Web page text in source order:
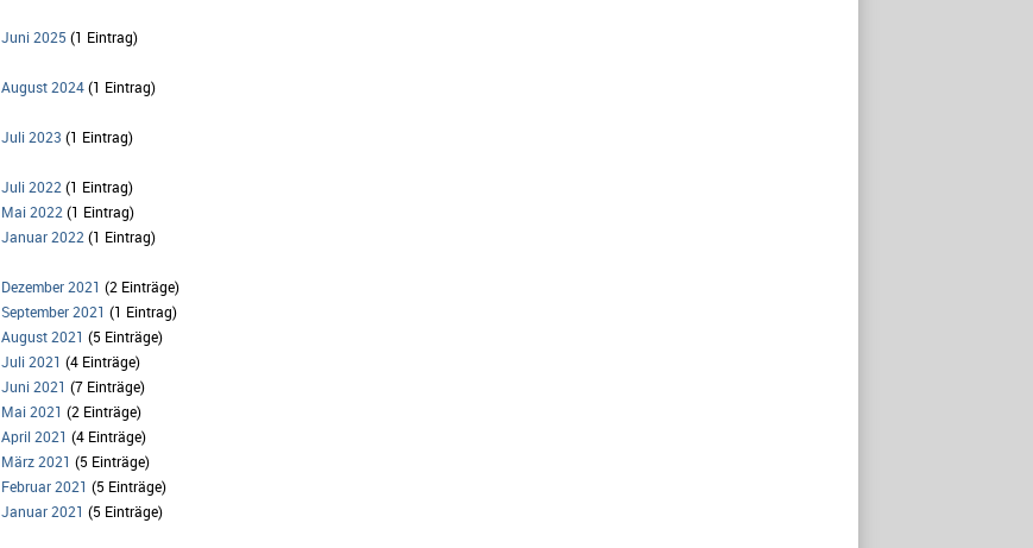
Juni 2025 (1 Eintrag)
August 2024(1 Eintrag)
Juli 2023 (1 Eintrag)
Juli 2022 (1 Eintrag)
Mai 2022 (1 Eintrag)
Januar 2022 (1 Eintrag)
Dezember 2021 (2 Einträge)
September 2021 (1 Eintrag)
August 2021 (5 Einträge)
Juli 2021 (4 Einträge)
Juni 2021 (7 Einträge)
Mai 2021 (2 Einträge)
April 2021 (4 Einträge)
März 2021 (5 Einträge)
Februar 2021 (5 Einträge)
Januar 2021 (5 Einträge)